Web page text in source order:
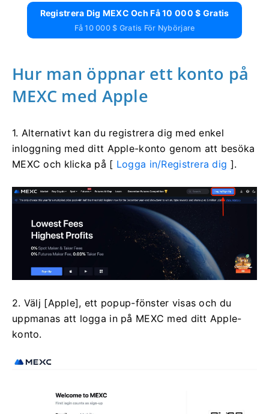
Registrera Dig MEXC Och Få 10 000 $ Gratis
Få 10 000 $ Gratis För Nybörjare
Hur man öppnar ett konto på
MEXC med Apple
1. Alternativt kan du registrera dig med enkel
inloggning med ditt Apple-konto genom att besöka
MEXC och klicka på [ Logga in/Registrera dig ].
2. Välj [Apple], ett popup-fönster visas och du
uppmanas att logga in på MEXC med ditt Apple-
konto.